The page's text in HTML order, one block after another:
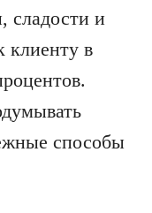
сладости и
клиенту в
способы